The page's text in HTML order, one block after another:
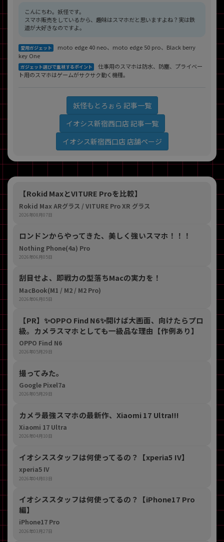
こんにちわ。妖怪です。
スマホ販売をしているから、趣味はスマホだと思いますよね？実は鉄
道が大好きなのですよ。
愛用ガジェット moto edge 40 neo、moto edge 50 pro、Black berry
key One
ガジェット選びで重視するポイント
仕事用のスマホは防水、防塵、プライベー
ト用のスマホはゲームがサクサク動く機種。
妖怪もとろぉら 記事一覧
イオシス新宿西口店 記事一覧
イオシス新宿西口店 店舗ページ
【Rokid MaxとVITURE Proを比較】
Rokid Max ARグラス / VITURE Pro XR グラス
2026年08月07日
ロンドンからやってきた、美しく強いスマホ！！！
Nothing Phone(4a) Pro
2026年06月05日
刮目せよ、即戦力の型落ちMacの実力を！
MacBook(M1 / M2 / M2 Pro)
2026年06月05日
【PR】​✨OPPO Find N6✨開けば大画面、向けたらプロ
級。カメラスマホとしても一級品な理由【作例あり】
OPPO Find N6
2026年05月29日
撮ってみた。
Google Pixel7a
2026年05月29日
カメラ最強スマホの最新作、Xiaomi 17 Ultra!!!
Xiaomi 17 Ultra
2026年04月10日
イオシススタッフは何使ってるの？【xperia5 IV】
xperia5 IV
2026年04月03日
イオシススタッフは何使ってるの？【iPhone17 Pro
編】
iPhone17 Pro
2026年03月27日